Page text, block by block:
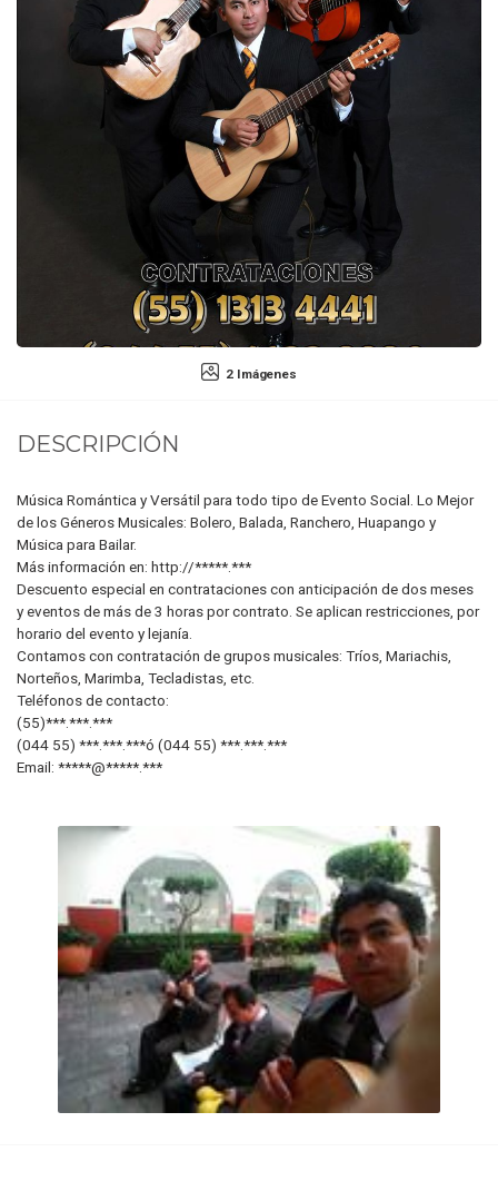
2 Imágenes
DESCRIPCIÓN
Música Romántica y Versátil para todo tipo de Evento Social. Lo Mejor
de los Géneros Musicales: Bolero, Balada, Ranchero, Huapango y
Música para Bailar.
Más información en: http://*****.***
Descuento especial en contrataciones con anticipación de dos meses
y eventos de más de 3 horas por contrato. Se aplican restricciones, por
horario del evento y lejanía.
Contamos con contratación de grupos musicales: Tríos, Mariachis,
Norteños, Marimba, Tecladistas, etc.
Teléfonos de contacto:
(55)***.***.***
(044 55) ***.***.***ó (044 55) ***.***.***
Email: *****@*****.***